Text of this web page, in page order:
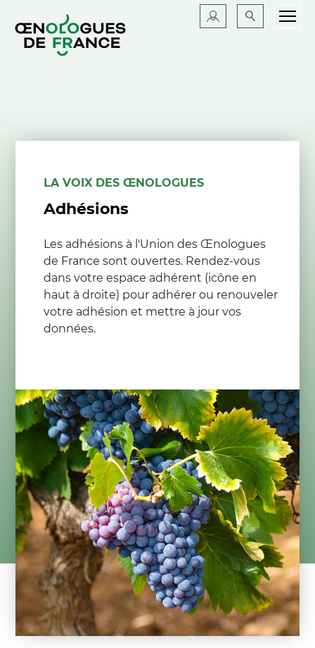
LA VOIX DES ŒNOLOGUES
Adhésions
Les adhésions à l'Union des Œnologues
de France sont ouvertes. Rendez-vous
dans votre espace adhérent (icône en
haut à droite) pour adhérer ou renouveler
votre adhésion et mettre à jour vos
données.